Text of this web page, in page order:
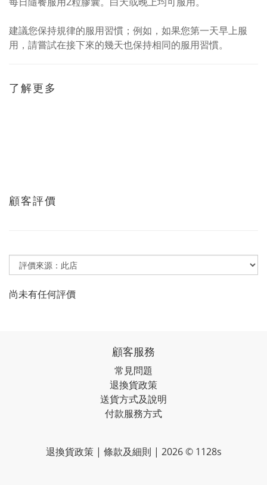
建議您保持規律的服用習慣；例如，如果您第一天早上服
用，請嘗試在接下來的幾天也保持相同的服用習慣。
了解更多
顧客評價
尚未有任何評價
顧客服務
常見問題
退換貨政策
送貨方式及說明
付款服務方式
退換貨政策 | 條款及細則 | 2026 © 1128s